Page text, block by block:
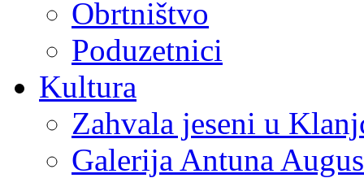
Obrtništvo
Poduzetnici
Kultura
Zahvala jeseni u
Galerija Antuna